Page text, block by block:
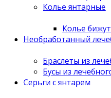
Колье янтарные
Колье
Необработанный
Браслеты из
Бусы из
Серьги с янтарем